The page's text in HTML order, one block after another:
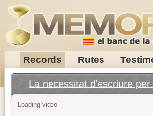
Records Rutes
La necessitat d'escriure per
Loading video